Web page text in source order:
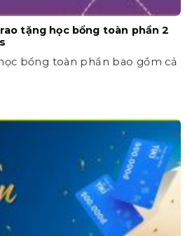
tặng học bổng toàn phần 2
bổng toàn phần bao gồm cả